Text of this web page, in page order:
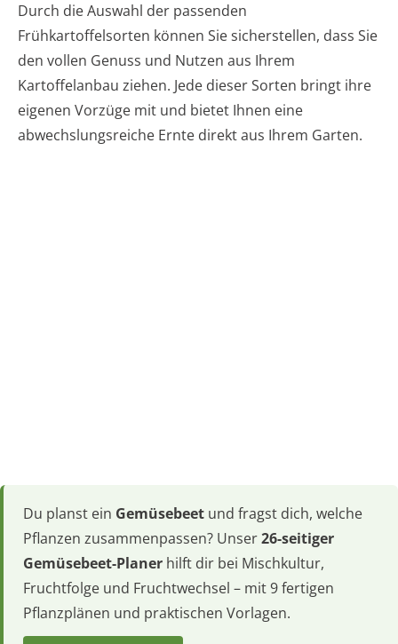
Durch die Auswahl der passenden
Frühkartoffelsorten können Sie sicherstellen, dass Sie
den vollen Genuss und Nutzen aus Ihrem
Kartoffelanbau ziehen. Jede dieser Sorten bringt ihre
eigenen Vorzüge mit und bietet Ihnen eine
abwechslungsreiche Ernte direkt aus Ihrem Garten.
Du planst ein Gemüsebeet und fragst dich, welche
Pflanzen zusammenpassen? Unser26-seitiger
Gemüsebeet-Planer hilft dir bei Mischkultur,
Fruchtfolge und Fruchtwechsel – mit 9 fertigen
Pflanzplänen und praktischen Vorlagen.